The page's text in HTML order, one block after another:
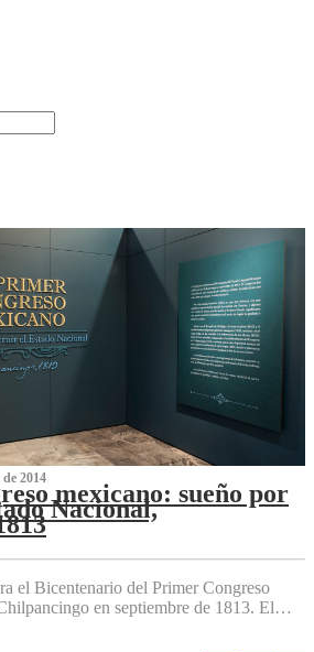
2014
mexicano: sueño por
Nacional,
el Bicentenario del Primer Congreso
en septiembre de 1813. El…